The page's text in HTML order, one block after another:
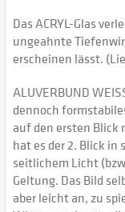
Das ACRYL-Glas
ungeahnte
erscheinen lässt.
ALUVERBUND
dennoch
auf den ersten Blick
hat es der 2. Blick
seitlichem Licht
Geltung. Das Bild
aber leicht an, zu